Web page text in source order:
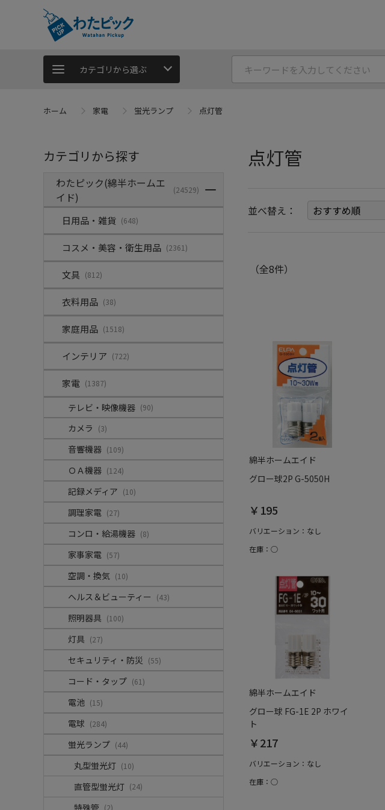
カテゴリから選ぶ
ホーム 家電 蛍光ランプ 点灯管
カテゴリから探す
わたピック(綿半ホームエ
イド)
(24529)
日用品・雑貨 (648)
コスメ・美容・衛生用品 (2361)
文具 (812)
衣料用品 (38)
家庭用品 (1518)
インテリア (722)
家電 (1387)
テレビ・映像機器 (90)
カメラ (3)
音響機器 (109)
ＯＡ機器 (124)
記録メディア (10)
調理家電 (27)
コンロ・給湯機器 (8)
家事家電 (57)
空調・換気 (10)
ヘルス＆ビューティー (43)
照明器具 (100)
灯具 (27)
セキュリティ・防災 (55)
コード・タップ (61)
電池 (15)
電球 (284)
蛍光ランプ (44)
丸型蛍光灯 (10)
直管型蛍光灯 (24)
特殊管 (2)
点灯管
並べ替え：
（全8件）
綿半ホームエイド
グロー球2P G-5050H
￥195
バリエーション：なし
在庫：○
綿半ホームエイド
グロー球 FG-1E 2P ホワイ
ト
￥217
バリエーション：なし
在庫：○